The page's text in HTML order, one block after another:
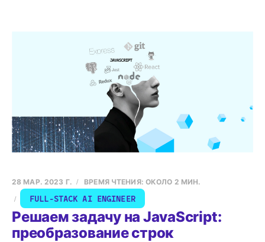
Решаем задачу на JavaScript:
преобразование строк
28 МАР. 2023 Г. ВРЕМЯ ЧТЕНИЯ: ОКОЛО 2 МИН.
FULL-STACK AI ENGINEER